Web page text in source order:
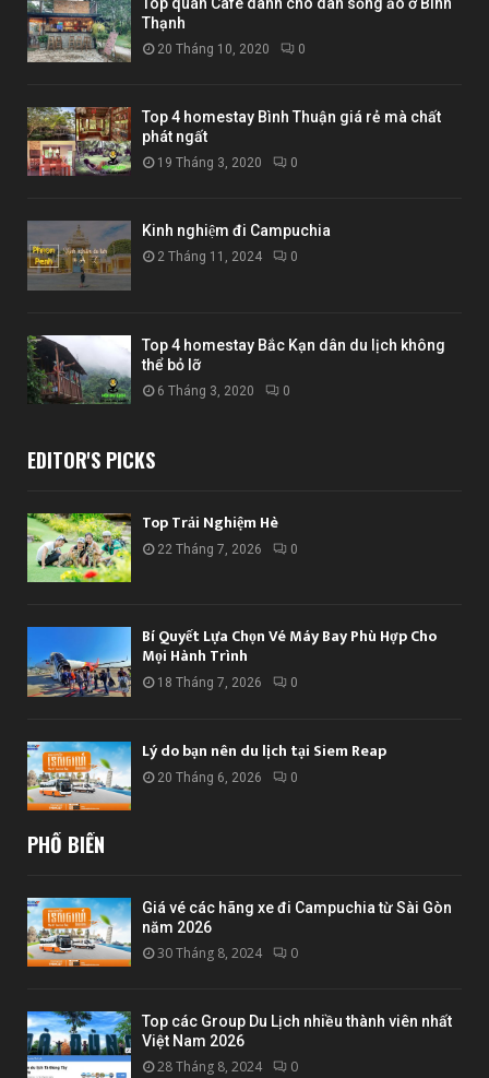
Thạnh
20 Tháng 10, 2020 0
Top 4 homestay Bình Thuận giá rẻ mà chất
phát ngất
19 Tháng 3, 2020 0
Kinh nghiệm đi Campuchia
2 Tháng 11, 2024 0
Top 4 homestay Bắc Kạn dân du lịch không
thể bỏ lỡ
6 Tháng 3, 2020 0
EDITOR'S PICKS
Top Trải Nghiệm Hè
22 Tháng 7, 2026 0
Bí Quyết Lựa Chọn Vé Máy Bay Phù Hợp Cho
Mọi Hành Trình
18 Tháng 7, 2026 0
Lý do bạn nên du lịch tại Siem Reap
20 Tháng 6, 2026 0
PHỔ BIẾN
Giá vé các hãng xe đi Campuchia từ Sài Gòn
năm 2026
30 Tháng 8, 2024 0
Top các Group Du Lịch nhiều thành viên nhất
Việt Nam 2026
28 Tháng 8, 2024 0